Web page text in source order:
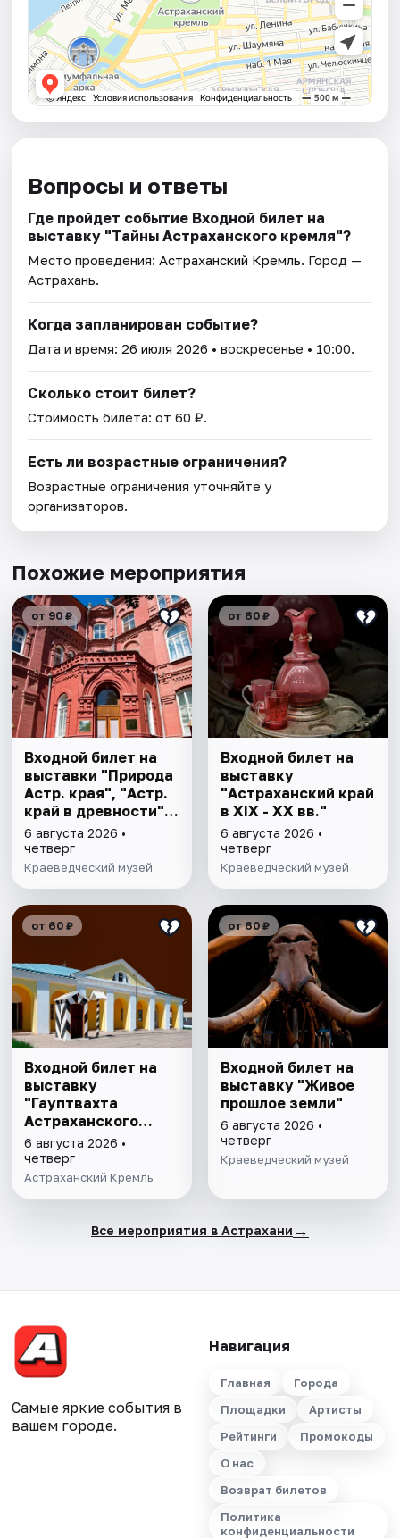
Вопросы и ответы
Где пройдет событие Входной билет на
выставку "Тайны Астраханского кремля"?
Место проведения:Астраханский Кремль. Город —
Астрахань.
Когда запланирован событие?
Дата и время:26 июля 2026 • воскресенье • 10:00.
Сколько стоит билет?
Стоимость билета: от 60 ₽.
Есть ли возрастные ограничения?
Возрастные ограничения уточняйте у
организаторов.
Похожие мероприятия
от 90 ₽
Входной билет на
выставки "Природа
Астр. края", "Астр.
край в древности",
"Заселение Астр.
края"
6 августа 2026 •
четверг
Краеведческий музей
от 60 ₽
Входной билет на
выставку
"Астраханский край
в XIX - XX вв."
6 августа 2026 •
четверг
Краеведческий музей
от 60 ₽
Входной билет на
выставку
"Гауптвахта
Астраханского
гарнизона. XIX в."
6 августа 2026 •
четверг
Астраханский Кремль
от 60 ₽
Входной билет на
выставку "Живое
прошлое земли"
6 августа 2026 •
четверг
Краеведческий музей
Все мероприятия в Астрахани →
Самые яркие события в
вашем городе.
Навигация
Главная
Города
Площадки
Артисты
Рейтинги
Промокоды
О нас
Возврат билетов
Политика
конфиденциальности